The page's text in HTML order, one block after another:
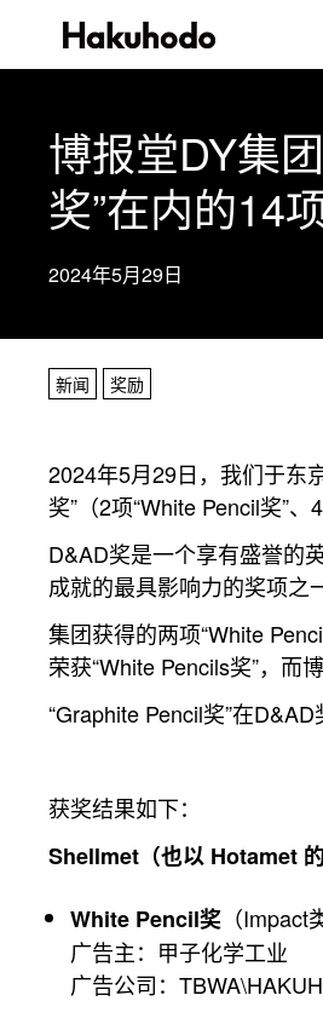
博报堂DY集
奖”在内的14
2024年5月29日
新闻 奖励
2024年5月29日，我们于东
奖”（2项“White Pencil奖”、
D&AD奖是一个享有盛誉的
成就的最具影响力的奖项之
集团获得的两项“White
荣获“White Pencils奖”，而
“Graphite Pencil奖”在
获奖结果如下：
Shellmet（也以 Hotamet 的
White Pencil奖 （Impact
广告主：甲子化学工业
广告公司：